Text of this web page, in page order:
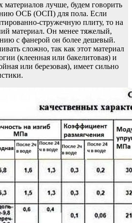
лучше, будем говорить
ОСБ (ОСП) для пола. Если
стружечную плиту, то на
материал. Он менее тяжелый,
с фанерой он более дешевый.
сложно, так как этот материал
(клеенная или бакелитовая) и
или березовая), имеет сильно